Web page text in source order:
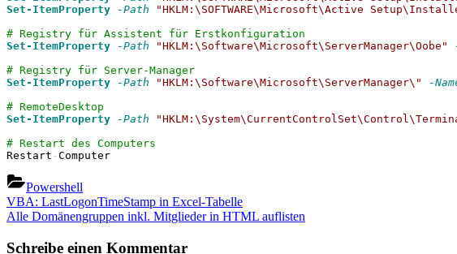
Set-ItemProperty
-Path "HKLM:\SOFTWARE\Microsoft\Active
# Registry für Assistent für Erstkonfiguration
Set-ItemProperty
-Path "HKLM:\Software\Microsoft\ServerManager\Oobe"
# Registry für Server-Manager
Set-ItemProperty
-Path "HKLM:\Software\Microsoft\ServerManager\" -
# RemoteDesktop
Set-ItemProperty
-Path
# Restart des Computers
Restart -Computer
Powershell
Beitragsnavigation
Previous
Post:
VBA: LastLogonTimeStamp in Excel-Tabelle
Next
Alle Domänengruppen inkl. Mitglieder in HTML auflisten
Schreibe einen Kommentar